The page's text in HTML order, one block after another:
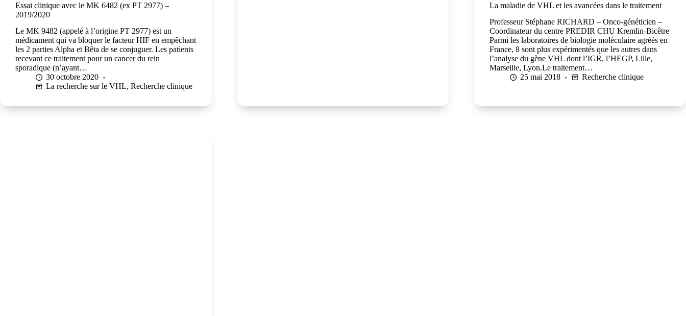
Essai clinique avec le MK 6482 (ex PT 2977) –
2019/2020
Le MK 9482 (appelé à l’origine PT 2977) est un
médicament qui va bloquer le facteur HIF en empêchant
les 2 parties Alpha et Bêta de se conjuguer. Les patients
recevant ce traitement pour un cancer du rein
sporadique (n’ayant…
30 octobre 2020
La recherche sur le VHL, Recherche clinique
La maladie de VHL et les avancées dans le traitement
Professeur Stéphane RICHARD – Onco-généticien –
Coordinateur du centre PREDIR CHU Kremlin-Bicêtre
Parmi les laboratoires de biologie moléculaire agréés en
France, 8 sont plus expérimentés que les autres dans
l’analyse du gène VHL dont l’IGR, l’HEGP, Lille,
Marseille, Lyon.Le traitement…
25 mai 2018
Recherche clinique